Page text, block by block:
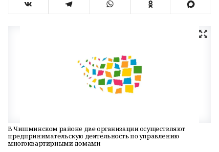
В Чишминском районе две организации осуществляют
предпринимательскую деятельность по управлению
многоквартирными домами